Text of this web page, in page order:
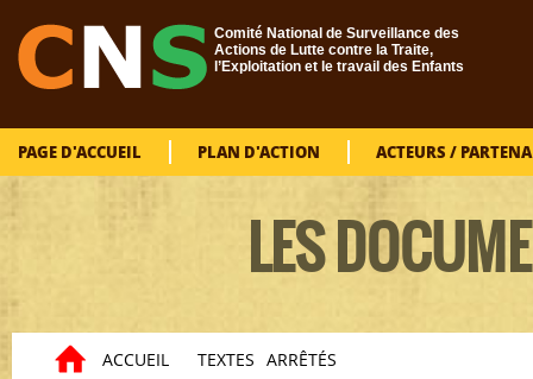
Comité National de Surveillance des
Actions de Lutte contre la Traite,
l’Exploitation et le travail des Enfants
PAGE D'ACCUEIL PLAN D'ACTION ACTEURS /
LES
ACCUEIL TEXTES ARRÊTÉS